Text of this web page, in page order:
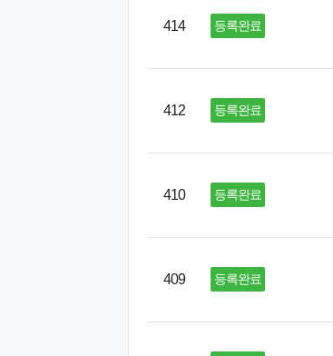
414 등록완료
412 등록완료
410 등록완료
409 등록완료